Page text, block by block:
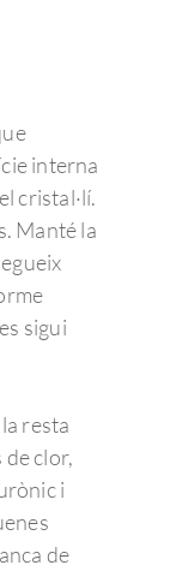
interna
cristal·lí.
Manté la
sigui
resta
clor,
i
de